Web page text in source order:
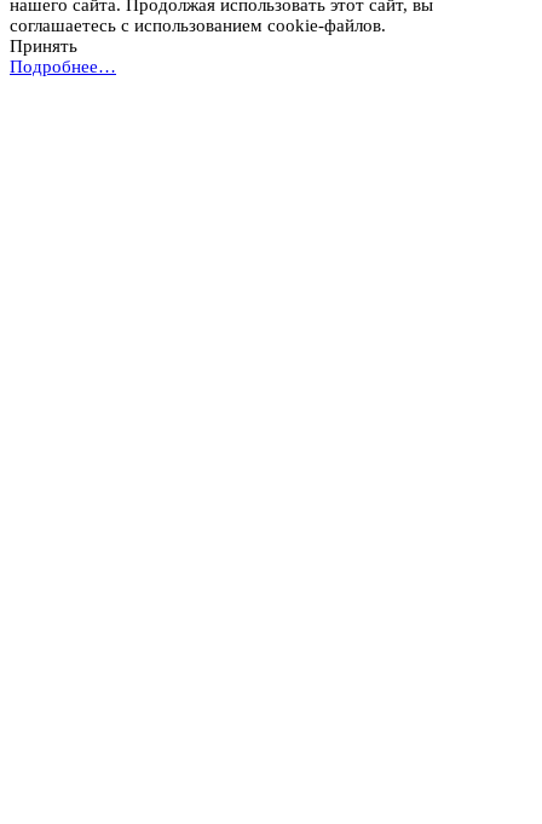
нашего сайта. Продолжая использовать этот сайт, вы
соглашаетесь с использованием cookie-файлов.
Принять
Подробнее…